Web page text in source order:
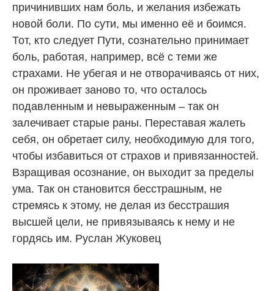
причинивших нам боль, и желания избежать
новой боли. По сути, мы именно её и боимся.
Тот, кто следует Пути, сознательно принимает
боль, работая, например, всё с теми же
страхами. Не убегая и не отворачиваясь от них,
он проживает заново то, что осталось
подавленным и невыраженным – так он
залечивает старые раны. Переставая жалеть
себя, он обретает силу, необходимую для того,
чтобы избавиться от страхов и привязанностей.
Взращивая осознание, он выходит за пределы
ума. Так он становится бесстрашным, не
стремясь к этому, не делая из бесстрашия
высшей цели, не привязываясь к нему и не
гордясь им. Руслан Жуковец